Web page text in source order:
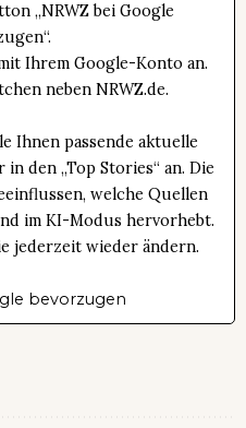
„NRWZ bei Google
Ihrem Google-Konto an.
neben NRWZ.de.
Ihnen passende aktuelle
den „Top Stories“ an. Die
welche Quellen
im KI-Modus hervorhebt.
jederzeit wieder ändern.
bevorzugen